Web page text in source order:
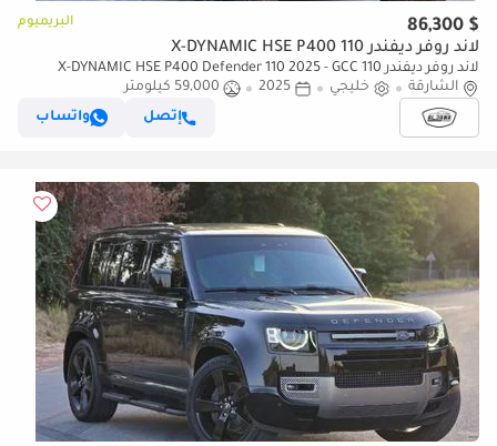
$ 86,300 البريميوم
لاند روفر ديفندر 110 X-DYNAMIC HSE P400
لاند روفر ديفندر 110 X-DYNAMIC HSE P400 Defender 110 2025 - GCC
Specs - Under warranty - Service free 2 years - 2 Keys
الشارقة خليجي 2025
59,000 كيلومتر
إتصل
واتساب